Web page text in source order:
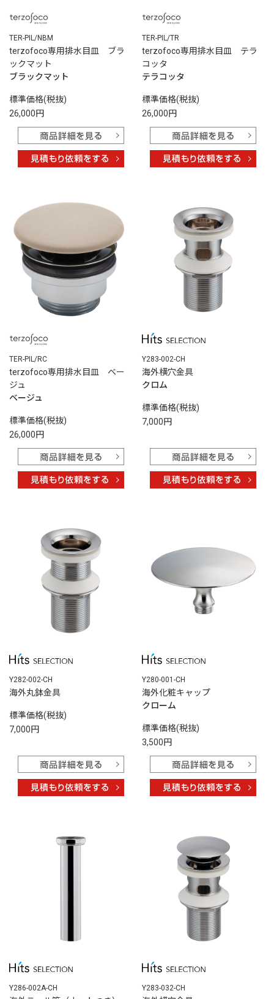
TER-PIL/NBM
terzofoco専用排水目皿 ブラ
ックマット
ブラックマット
標準価格(税抜)
26,000円
TER-PIL/TR
terzofoco専用排水目皿 テラ
コッタ
テラコッタ
標準価格(税抜)
26,000円
TER-PIL/RC
terzofoco専用排水目皿 ベー
ジュ
ベージュ
標準価格(税抜)
26,000円
Y283-002-CH
海外横穴金具
クロム
標準価格(税抜)
7,000円
Y282-002-CH
海外丸鉢金具
標準価格(税抜)
7,000円
Y280-001-CH
海外化粧キャップ
クローム
標準価格(税抜)
3,500円
Y286-002A-CH Y283-032-CH